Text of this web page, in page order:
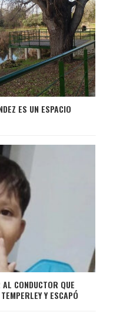
ES UN ESPACIO
CONDUCTOR QUE
Y ESCAPÓ